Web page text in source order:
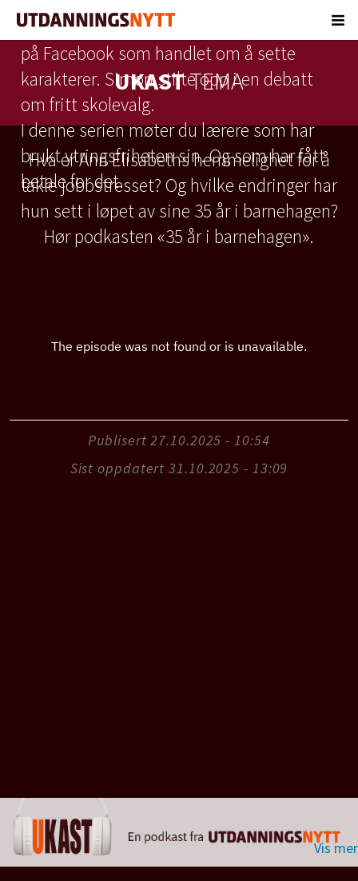
UKASTTEMA
Hva er Ann Elisabeths hemmelighet for å
takle jobbstresset? Og hvilke endringer har
hun sett i løpet av sine 35 år i barnehagen?
Hør podkasten «35 år i barnehagen».
Publisert
27.10.2025 - 10:54
Sist oppdatert
31.10.2025 - 13:09
.
Dokumentar:I 2014 la Silje la ut et dikt
på Facebook som handlet om å sette
karakterer. Simon stilte opp i en debatt
om fritt skolevalg.
I denne serien møter du lærere som har
brukt ytringsfriheten sin. Og som har fått
betale for det.